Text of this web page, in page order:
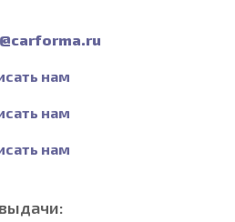
нам
нам
нам